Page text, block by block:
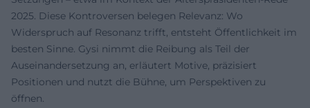
2025. Diese Kontroversen belegen Relevanz: Wo
Widerspruch auf Resonanz trifft, entsteht Öffentlichkeit im
besten Sinne. Gysi nimmt die Reibung als Teil der
Auseinandersetzung an, erläutert Motive, präzisiert
Positionen und nutzt die Bühne, um Perspektiven zu
öffnen.